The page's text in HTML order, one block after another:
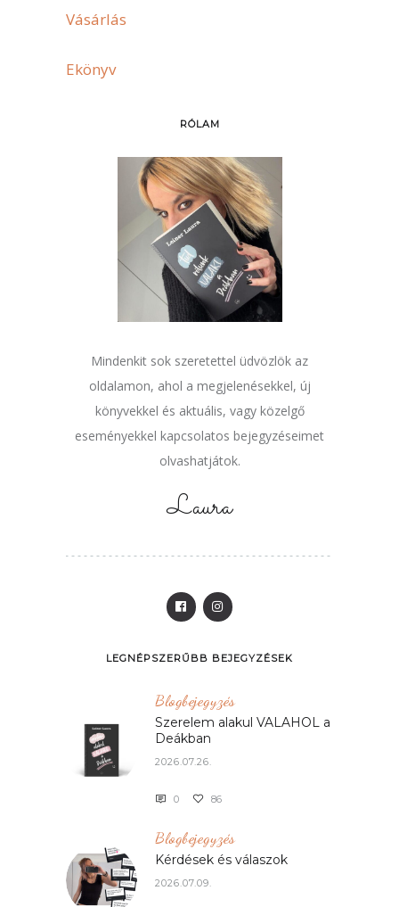
Vásárlás
Ekönyv
RÓLAM
Mindenkit sok szeretettel üdvözlök az
oldalamon, ahol a megjelenésekkel, új
könyvekkel és aktuális, vagy közelgő
eseményekkel kapcsolatos bejegyzéseimet
olvashatjátok.
Laura
LEGNÉPSZERŰBB BEJEGYZÉSEK
Blogbejegyzés
Szerelem alakul VALAHOL a
Deákban
2026.07.26.
0 86
Blogbejegyzés
Kérdések és válaszok
2026.07.09.